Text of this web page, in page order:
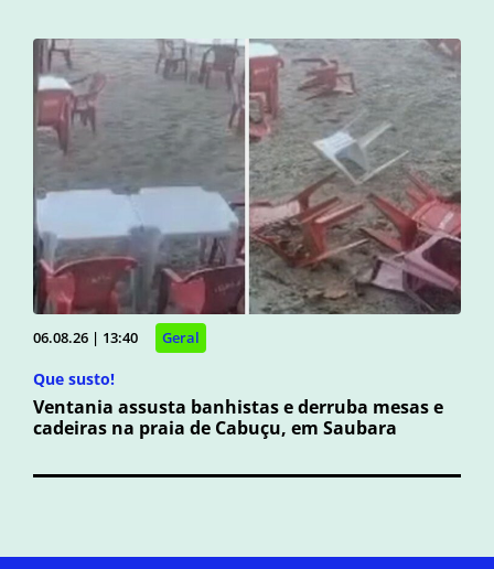
06.08.26 | 13:40 Geral
Que susto!
Ventania assusta banhistas e derruba mesas e
cadeiras na praia de Cabuçu, em Saubara